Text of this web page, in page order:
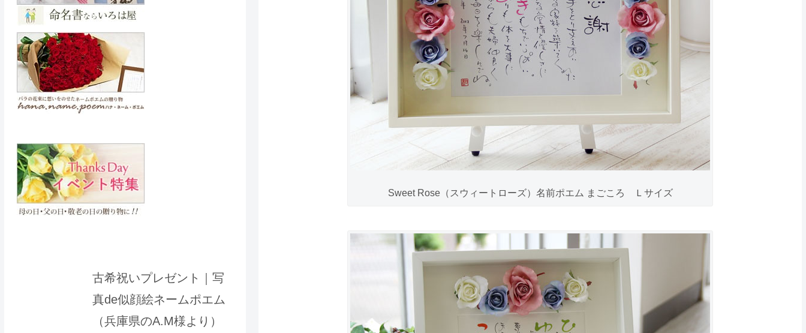
Sweet Rose（スウィートローズ）名前ポエム まごころ Ｌサイズ
古希祝いプレゼント｜写
真de似顔絵ネームポエム
（兵庫県のA.M様より）